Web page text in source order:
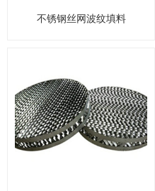
不锈钢丝网波纹填料